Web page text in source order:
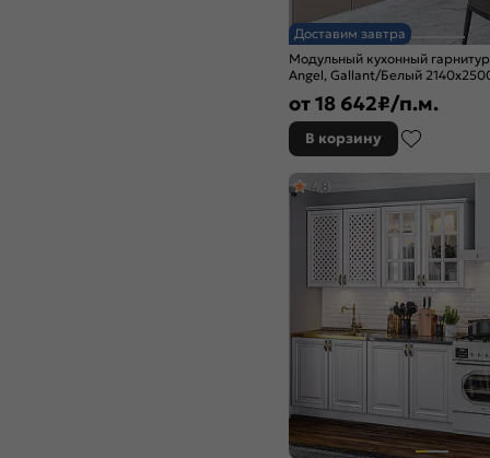
Доставим завтра
Модульный кухонный
Angel, Gallant/Белый
от18 642₽/п.м.
В корзину
4,8